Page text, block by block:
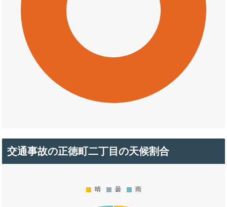
交通事故の正徳町二丁目の天候割合